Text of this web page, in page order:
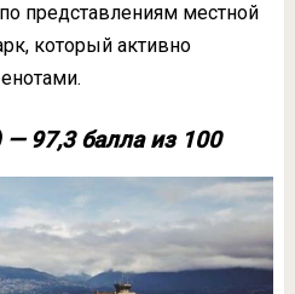
представлениям местной
который активно
97,3 балла из 100